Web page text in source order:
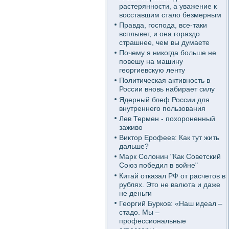
растерянности, а уважение к
восставшим стало безмерным
Правда, господа, все-таки
всплывет, и она гораздо
страшнее, чем вы думаете
Почему я никогда больше не
повешу на машину
георгиевскую ленту
Политическая активность в
России вновь набирает силу
Ядерный блеф России для
внутреннего пользования
Лев Термен - похороненный
заживо
Виктор Ерофеев: Как тут жить
дальше?
Марк Солонин "Как Советский
Союз победил в войне"
Китай отказал РФ от расчетов в
рублях. Это не валюта и даже
не деньги
Георгий Бурков: «Наш идеал –
стадо. Мы –
профессиональные